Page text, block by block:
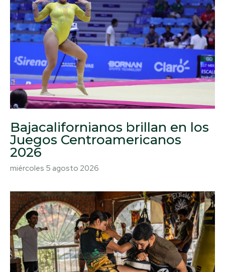
Bajacalifornianos brillan en los
Juegos Centroamericanos
2026
miércoles 5 agosto 2026